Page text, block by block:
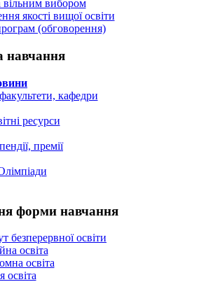
вільним вибором
якості вищої освіти
(обговорення)
навчання
кафедри
ресурси
премії
форми навчання
безперервної освіти
освіта
освіта
освіта